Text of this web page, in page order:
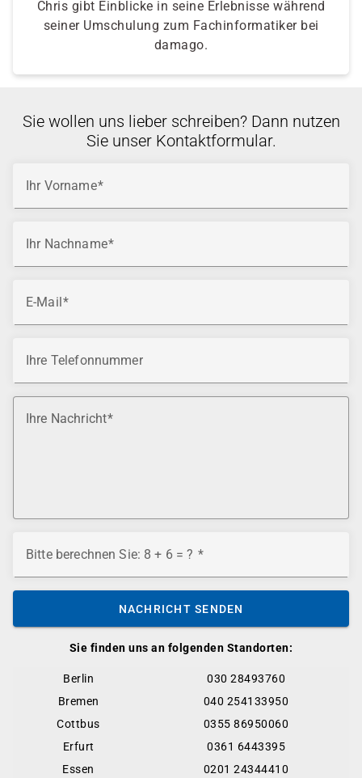
Chris gibt Einblicke in seine Erlebnisse während
seiner Umschulung zum Fachinformatiker bei
damago.
Sie finden uns an folgenden Standorten:
Berlin
030 28493760
Bremen
040 254133950
Cottbus
0355 86950060
Erfurt
0361 6443395
Essen
0201 24344410
Sie wollen uns lieber schreiben? Dann nutzen
Sie unser Kontaktformular.
Ihr Vorname
Ihr Nachname
E-Mail
Ihre Telefonnummer
Ihre Nachricht
Bitte berechnen Sie: 8 + 6 = ?
NACHRICHT SENDEN